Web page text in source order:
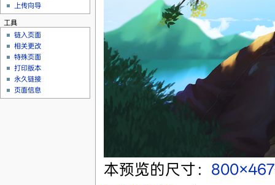
本预览的尺寸：
上传向导
工具
链入页面
相关更改
特殊页面
打印版本
永久链接
页面信息